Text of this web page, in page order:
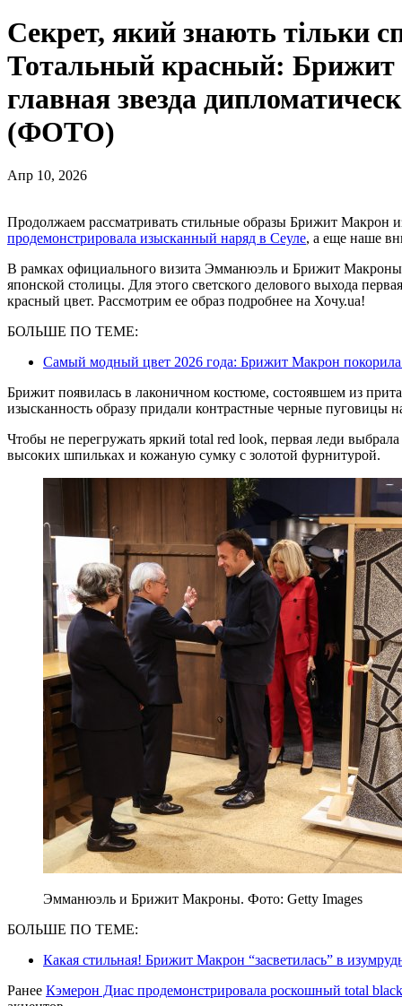
Секрет, який знають тільки
Тотальный красный:
главная звезда
(ФОТО)
Апр 10, 2026
Продолжаем рассматривать стильные образы Брижит Макрон
продемонстрировала изысканный наряд в Сеуле, а еще наше
В рамках официального визита Эмманюэль и Брижит
японской столицы. Для этого светского делового выхода
красный цвет. Рассмотрим ее образ подробнее на Хочу.ua!
БОЛЬШЕ ПО ТЕМЕ:
Самый модный цвет 2026 года: Брижит Макрон
Брижит появилась в лаконичном костюме, состоявшем из
изысканность образу придали контрастные черные пуговицы
Чтобы не перегружать яркий total red look, первая леди
высоких шпильках и кожаную сумку с золотой фурнитурой.
Эмманюэль и Брижит Макроны. Фото: Getty Images
БОЛЬШЕ ПО ТЕМЕ:
Какая стильная! Брижит Макрон “засветилась” в
Ранее Кэмерон Диас продемонстрировала роскошный total